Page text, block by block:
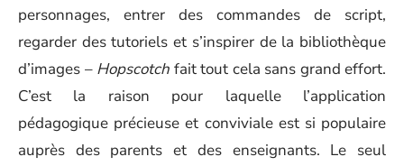
personnages, entrer des commandes de script,
regarder des tutoriels et s’inspirer de la bibliothèque
d’images – Hopscotch fait tout cela sans grand effort.
C’est la raison pour laquelle l’application
pédagogique précieuse et conviviale est si populaire
auprès des parents et des enseignants. Le seul